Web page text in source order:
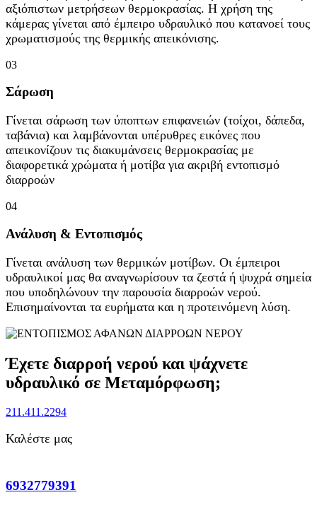
αξιόπιστων μετρήσεων θερμοκρασίας. Η χρήση της
κάμερας γίνεται από έμπειρο υδραυλικό που κατανοεί τους
χρωματισμούς της θερμικής απεικόνισης.
03
Σάρωση
Γίνεται σάρωση των ύποπτων επιφανειών (τοίχοι, δάπεδα,
ταβάνια) και λαμβάνονται υπέρυθρες εικόνες που
απεικονίζουν τις διακυμάνσεις θερμοκρασίας με
διαφορετικά χρώματα ή μοτίβα για ακριβή εντοπισμό
διαρροών
04
Ανάλυση & Εντοπισμός
Γίνεται ανάλυση των θερμικών μοτίβων. Οι έμπειροι
υδραυλικοί μας θα αναγνωρίσουν τα ζεστά ή ψυχρά σημεία
που υποδηλώνουν την παρουσία διαρροών νερού.
Επισημαίνονται τα ευρήματα και η προτεινόμενη λύση.
Έχετε διαρροή νερού και ψάχνετε
υδραυλικό σε Μεταμόρφωση;
211.411.2294
Καλέστε μας
6932779391